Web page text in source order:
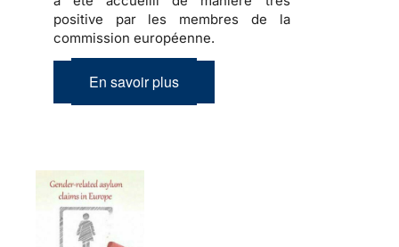
positive par les membres de la
commission européenne.
En savoir plus